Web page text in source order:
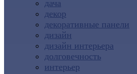
дача
декор
декоративные панели
дизайн
дизайн интерьера
долговечность
интерьер